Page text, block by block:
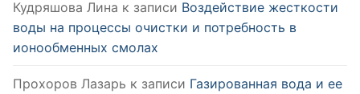
Кудряшова Лина к записи Воздействие жесткости
воды на процессы очистки и потребность в
ионообменных смолах
Прохоров Лазарь к записи Газированная вода и ее